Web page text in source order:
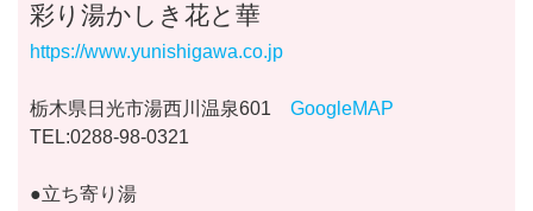
彩り湯かしき花と華
https://www.yunishigawa.co.jp
栃木県日光市湯西川温泉601 GoogleMAP
TEL:0288-98-0321
●立ち寄り湯